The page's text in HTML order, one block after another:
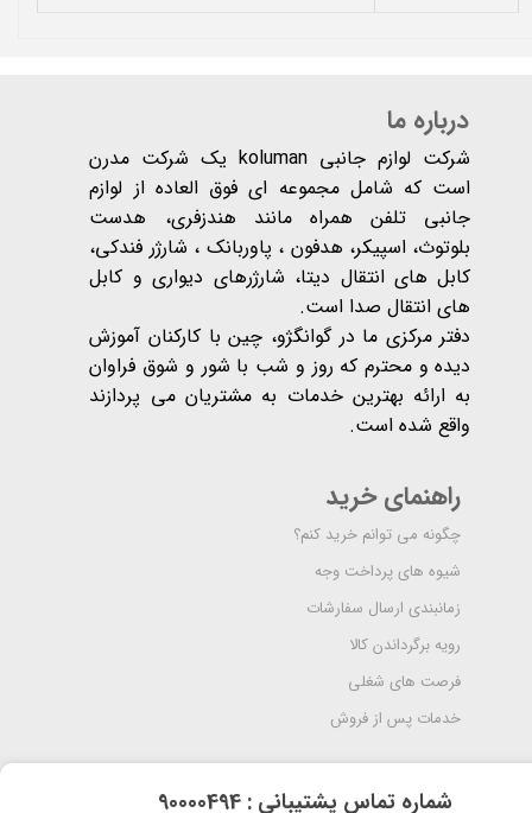
درباره ما
شرکت لوازم جانبی koluman یک شرکت مدرن
است که شامل مجموعه ای فوق العاده از لوازم
جانبی تلفن همراه مانند هندزفری، هدست
بلوتوث، اسپیکر، هدفون ، پاوربانک ، شارژر فندکی،
کابل های انتقال دیتا، شارژرهای دیواری و کابل
های انتقال صدا است.
دفتر مرکزی ما در گوانگژو، چین با کارکنان آموزش
دیده و محترم که روز و شب با شور و شوق فراوان
به ارائه بهترین خدمات به مشتریان می پردازند
واقع شده است​​​​​​​.
راهنمای خرید
چگونه می توانم خرید کنم؟
شیوه های پرداخت وجه
زمانبندی ارسال سفارشات
رویه برگرداندن کالا
فرصت های شغلی
خدمات پس از فروش
​شماره تماس پشتیبانی : 90000494